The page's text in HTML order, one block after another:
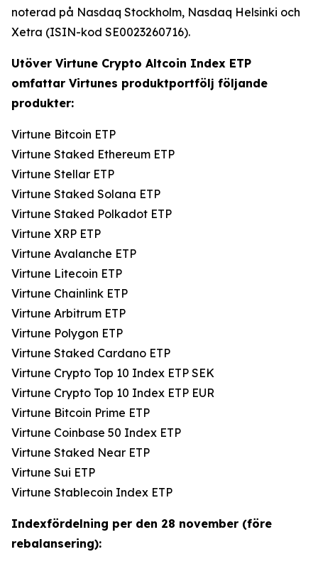
noterad på Nasdaq Stockholm, Nasdaq Helsinki och
Xetra (ISIN-kod SE0023260716).
Utöver Virtune Crypto Altcoin Index ETP
omfattar Virtunes produktportfölj följande
produkter:
Virtune Bitcoin ETP
Virtune Staked Ethereum ETP
Virtune Stellar ETP
Virtune Staked Solana ETP
Virtune Staked Polkadot ETP
Virtune XRP ETP
Virtune Avalanche ETP
Virtune Litecoin ETP
Virtune Chainlink ETP
Virtune Arbitrum ETP
Virtune Polygon ETP
Virtune Staked Cardano ETP
Virtune Crypto Top 10 Index ETP SEK
Virtune Crypto Top 10 Index ETP EUR
Virtune Bitcoin Prime ETP
Virtune Coinbase 50 Index ETP
Virtune Staked Near ETP
Virtune Sui ETP
Virtune Stablecoin Index ETP
Indexfördelning per den 28 november (före
rebalansering):